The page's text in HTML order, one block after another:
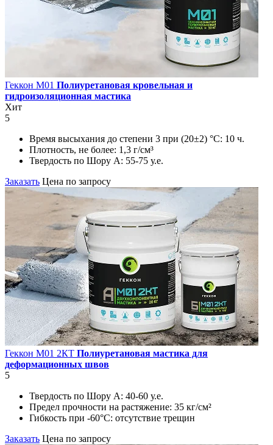
Геккон М01 Полиуретановая кровельная и
гидроизоляционная мастика
Хит
5
Время высыхания до степени 3 при (20±2) °С: 10 ч.
Плотность, не более: 1,3 г/см³
Твердость по Шору А: 55-75 у.е.
Заказать Цена по запросу
Геккон М01 2КT Полиуретановая мастика для
деформационных швов
5
Твердость по Шору А: 40-60 у.е.
Предел прочности на растяжение: 35 кг/см²
Гибкость при -60°С: отсутствие трещин
Заказать Цена по запросу